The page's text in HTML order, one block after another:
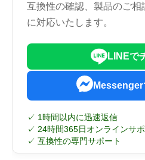
互換性の確認、製品のご相
に対応いたします。
LINEで
Messenger
✓ 1時間以内に迅速返信
✓ 24時間365日オンラインサポ
✓ 互換性の専門サポート